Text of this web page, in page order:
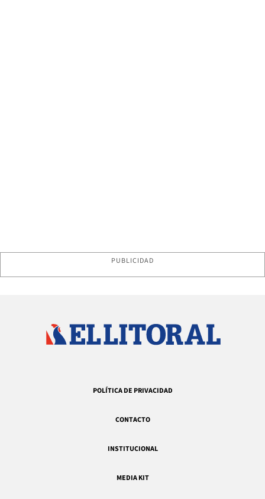
PUBLICIDAD
POLÍTICA DE PRIVACIDAD
CONTACTO
INSTITUCIONAL
MEDIA KIT